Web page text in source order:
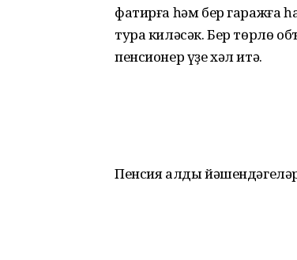
фатирға һәм бер гаражға
тура киләсәк. Бер төрлө
пенсионер үҙе хәл итә.
Пенсия алды